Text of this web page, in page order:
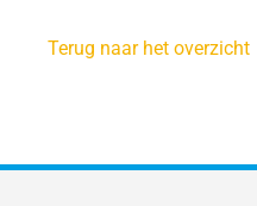
Terug naar het overzicht